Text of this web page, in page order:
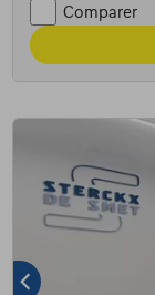
Comparer